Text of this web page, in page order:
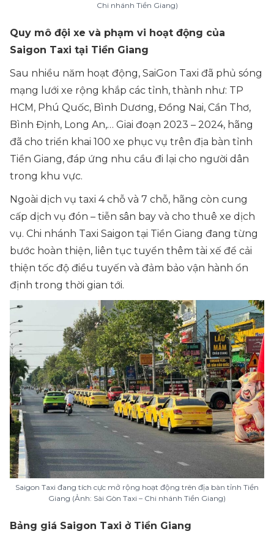
Chi nhánh Tiền Giang)
Quy mô đội xe và phạm vi hoạt động của
Saigon Taxi tại Tiền Giang
Sau nhiều năm hoạt động, SaiGon Taxi đã phủ sóng
mạng lưới xe rộng khắp các tỉnh, thành như: TP
HCM, Phú Quốc, Bình Dương, Đồng Nai, Cần Thơ,
Bình Định, Long An,… Giai đoạn 2023 – 2024, hãng
đã cho triển khai 100 xe phục vụ trên địa bàn tỉnh
Tiền Giang, đáp ứng nhu cầu đi lại cho người dân
trong khu vực.
Ngoài dịch vụ taxi 4 chỗ và 7 chỗ, hãng còn cung
cấp dịch vụ đón – tiễn sân bay và cho thuê xe dịch
vụ. Chi nhánh Taxi Saigon tại Tiền Giang đang từng
bước hoàn thiện, liên tục tuyển thêm tài xế để cải
thiện tốc độ điều tuyến và đảm bảo vận hành ổn
định trong thời gian tới.
Saigon Taxi đang tích cực mở rộng hoạt động trên địa bàn tỉnh Tiền
Giang (Ảnh: Sài Gòn Taxi – Chi nhánh Tiền Giang)
Bảng giá Saigon Taxi ở Tiền Giang